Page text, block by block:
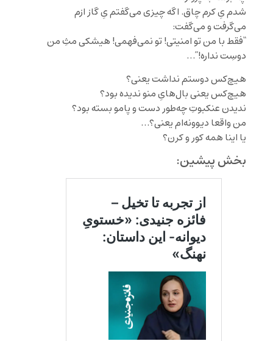
شدم یِ کرم چاق. اگه چیزی می‌گفتم یِ گاز ازم
می‌گرفت و می‌گفت:
“فقط با من تو امنیتی! تو نمی‌فهمی! هیشکی مثِ من
دوسِت نداره!”…
هیچ‌‌کس دوستم نداشت یعنی‌؟
هیچ‌کس یعنی بال‌هایِ منو ندیده بود‌؟
ندیدن عنکبوتِ چه‌طور دست و پامو بسته بود؟
من واقعا دیوونه‌ام یعنی؟…
یا اینا همه کور و کرن؟
بخش پیشین: